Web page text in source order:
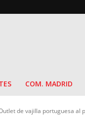
COM. MADRID
de vajilla portuguesa al